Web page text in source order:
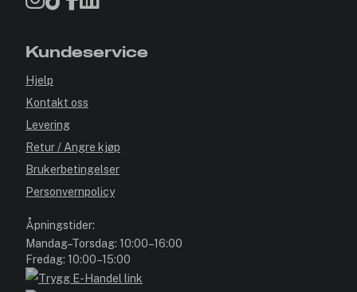
Kundeservice
Hjelp
Kontakt oss
Levering
Retur / Angre kjøp
Brukerbetingelser
Personvernpolicy
Åpningstider:
Mandag–Torsdag: 10:00–16:00
Fredag: 10:00–15:00